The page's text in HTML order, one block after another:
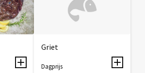
Griet
Dagprijs